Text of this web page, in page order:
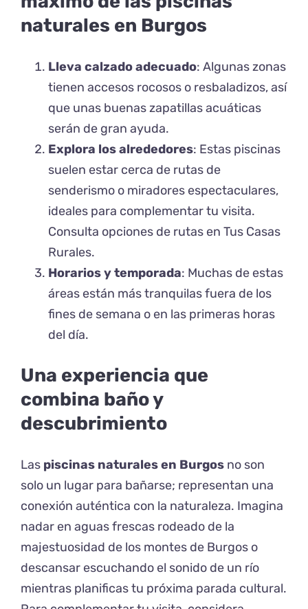
naturales en Burgos
Lleva calzado adecuado: Algunas zonas
tienen accesos rocosos o resbaladizos, así
que unas buenas zapatillas acuáticas
serán de gran ayuda.
Explora los alrededores: Estas piscinas
suelen estar cerca de rutas de
senderismo o miradores espectaculares,
ideales para complementar tu visita.
Consulta opciones de rutas en Tus Casas
Rurales.
Horarios y temporada: Muchas de estas
áreas están más tranquilas fuera de los
fines de semana o en las primeras horas
del día.
Una experiencia que
combina baño y
descubrimiento
Las piscinas naturales en Burgosno son
solo un lugar para bañarse; representan una
conexión auténtica con la naturaleza. Imagina
nadar en aguas frescas rodeado de la
majestuosidad de los montes de Burgos o
descansar escuchando el sonido de un río
mientras planificas tu próxima parada cultural.